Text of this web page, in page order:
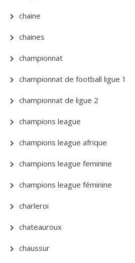
chaine
chaines
championnat
championnat de football ligue 1
championnat de ligue 2
champions league
champions league afrique
champions league feminine
champions league féminine
charleroi
chateauroux
chaussur